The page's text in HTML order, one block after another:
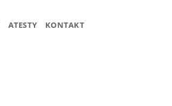
ATESTY KONTAKT